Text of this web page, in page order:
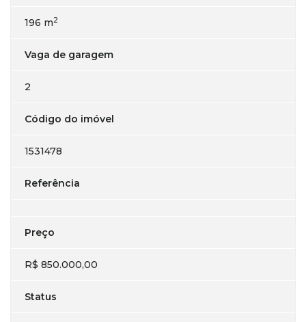
196 m2
Vaga de garagem
2
Código do imóvel
1531478
Referência
Preço
R$ 850.000,00
Status